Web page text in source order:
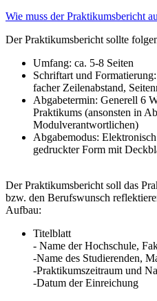
Wie muss der Praktikumsbericht
Der Praktikumsbericht sollte
Umfang: ca. 5-8 Seiten
Schriftart und
facher Zeilenabstand,
Abgabetermin: Generell 6
Praktikums (ansonsten in
Modulverantwortlichen)
Abgabemodus:
gedruckter Form mit
Der Praktikumsbericht soll das
bzw. den Berufswunsch
Aufbau:
Titelblatt
- Name der Hochschule,
-Name des Studierenden,
-Praktikumszeitraum und
-Datum der Einreichung